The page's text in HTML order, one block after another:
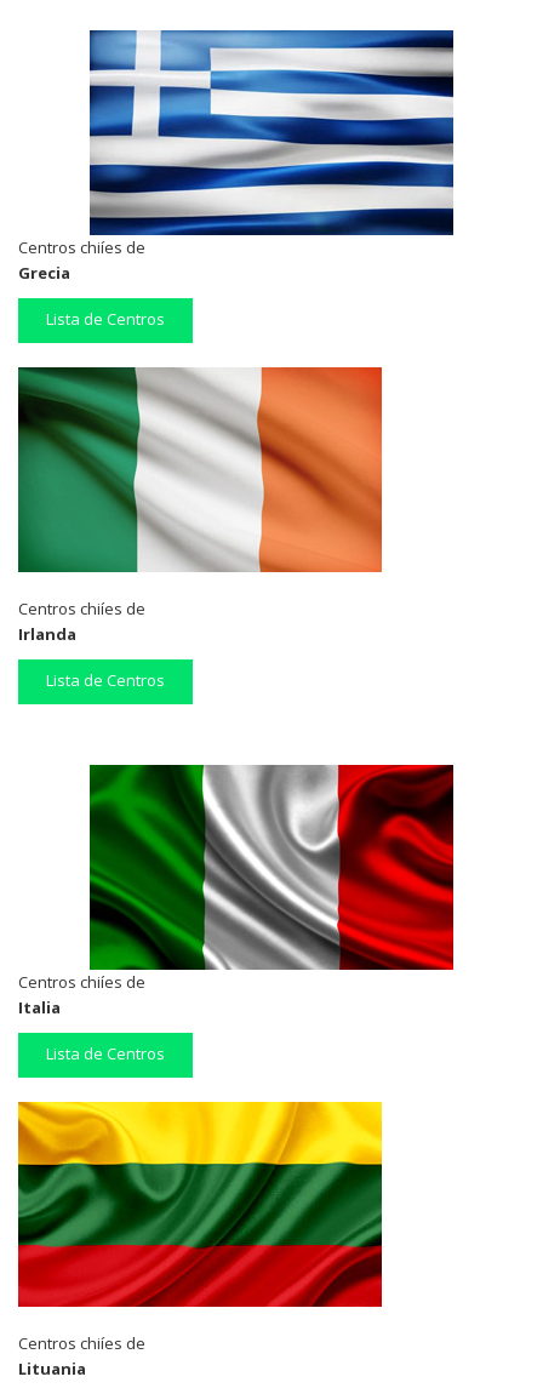
Centros chiíes de
Grecia
Lista de Centros
Centros chiíes de
Irlanda
Lista de Centros
Centros chiíes de
Italia
Lista de Centros
Centros chiíes de
Lituania